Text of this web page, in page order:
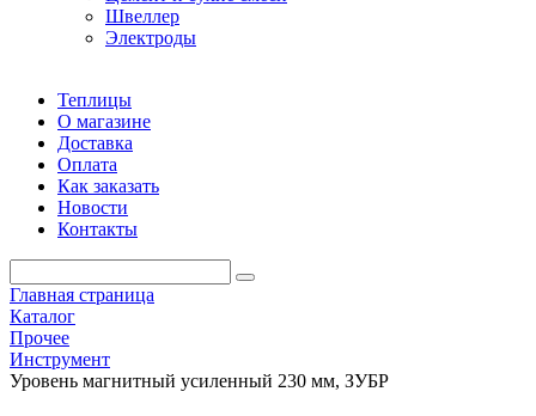
Швеллер
Электроды
Теплицы
О магазине
Доставка
Оплата
Как заказать
Новости
Контакты
Главная страница
Каталог
Прочее
Инструмент
Уровень магнитный усиленный 230 мм, ЗУБР